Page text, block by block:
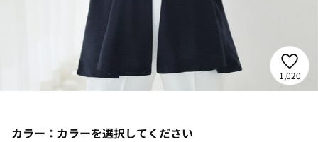
1,020
カラー： カラーを選択してください